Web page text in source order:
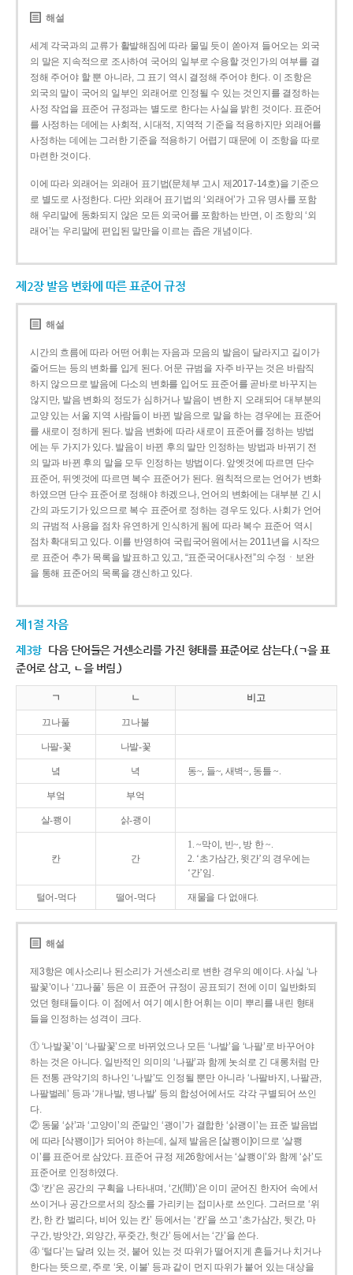
해설
세계 각국과의 교류가 활발해짐에 따라 물밀 듯이 쏟아져 들어오는 외국
의 말은 지속적으로 조사하여 국어의 일부로 수용할 것인가의 여부를 결
정해 주어야 할 뿐 아니라, 그 표기 역시 결정해 주어야 한다. 이 조항은
외국의 말이 국어의 일부인 외래어로 인정될 수 있는 것인지를 결정하는
사정 작업을 표준어 규정과는 별도로 한다는 사실을 밝힌 것이다. 표준어
를 사정하는 데에는 사회적, 시대적, 지역적 기준을 적용하지만 외래어를
사정하는 데에는 그러한 기준을 적용하기 어렵기 때문에 이 조항을 따로
마련한 것이다.
이에 따라 외래어는 외래어 표기법(문체부 고시 제2017-14호)을 기준으
로 별도로 사정한다. 다만 외래어 표기법의 ‘외래어’가 고유 명사를 포함
해 우리말에 동화되지 않은 모든 외국어를 포함하는 반면, 이 조항의 ‘외
래어’는 우리말에 편입된 말만을 이르는 좁은 개념이다.
제2장 발음 변화에 따른 표준어 규정
해설
시간의 흐름에 따라 어떤 어휘는 자음과 모음의 발음이 달라지고 길이가
줄어드는 등의 변화를 입게 된다. 어문 규범을 자주 바꾸는 것은 바람직
하지 않으므로 발음에 다소의 변화를 입어도 표준어를 곧바로 바꾸지는
않지만, 발음 변화의 정도가 심하거나 발음이 변한 지 오래되어 대부분의
교양 있는 서울 지역 사람들이 바뀐 발음으로 말을 하는 경우에는 표준어
를 새로이 정하게 된다. 발음 변화에 따라 새로이 표준어를 정하는 방법
에는 두 가지가 있다. 발음이 바뀐 후의 말만 인정하는 방법과 바뀌기 전
의 말과 바뀐 후의 말을 모두 인정하는 방법이다. 앞엣것에 따르면 단수
표준어, 뒤엣것에 따르면 복수 표준어가 된다. 원칙적으로는 언어가 변화
하였으면 단수 표준어로 정해야 하겠으나, 언어의 변화에는 대부분 긴 시
간의 과도기가 있으므로 복수 표준어로 정하는 경우도 있다. 사회가 언어
의 규범적 사용을 점차 유연하게 인식하게 됨에 따라 복수 표준어 역시
점차 확대되고 있다. 이를 반영하여 국립국어원에서는 2011년을 시작으
로 표준어 추가 목록을 발표하고 있고, “표준국어대사전”의 수정ㆍ보완
을 통해 표준어의 목록을 갱신하고 있다.
제1절 자음
제3항 다음 단어들은 거센소리를 가진 형태를 표준어로 삼는다.(ㄱ을 표
준어로 삼고, ㄴ을 버림.)
ㄱ ㄴ 비고
끄나풀 끄나불
나팔-꽃 나발-꽃
녘 녁 동~, 들~, 새벽~, 동틀 ~.
부엌 부억
살-쾡이 삵-괭이
칸 간
1. ~막이, 빈~, 방 한 ~.
2. ‘초가삼간, 윗간’의 경우에는
‘간’임.
털어-먹다 떨어-먹다 재물을 다 없애다.
해설
제3항은 예사소리나 된소리가 거센소리로 변한 경우의 예이다. 사실 ‘나
팔꽃’이나 ‘끄나풀’ 등은 이 표준어 규정이 공표되기 전에 이미 일반화되
었던 형태들이다. 이 점에서 여기 예시한 어휘는 이미 뿌리를 내린 형태
들을 인정하는 성격이 크다.
① ‘나발꽃’이 ‘나팔꽃’으로 바뀌었으나 모든 ‘나발’을 ‘나팔’로 바꾸어야
하는 것은 아니다. 일반적인 의미의 ‘나팔’과 함께 놋쇠로 긴 대롱처럼 만
든 전통 관악기의 하나인 ‘나발’도 인정될 뿐만 아니라 ‘나팔바지, 나팔관,
나팔벌레’ 등과 ‘개나발, 병나발’ 등의 합성어에서도 각각 구별되어 쓰인
다.
② 동물 ‘삵’과 ‘고양이’의 준말인 ‘괭이’가 결합한 ‘삵괭이’는 표준 발음법
에 따라 [삭꽹이]가 되어야 하는데, 실제 발음은 [살쾡이]이므로 ‘살쾡
이’를 표준어로 삼았다. 표준어 규정 제26항에서는 ‘살쾡이’와 함께 ‘삵’도
표준어로 인정하였다.
③ ‘칸’은 공간의 구획을 나타내며, ‘간(間)’은 이미 굳어진 한자어 속에서
쓰이거나 공간으로서의 장소를 가리키는 접미사로 쓰인다. 그러므로 ‘위
칸, 한 칸 벌리다, 비어 있는 칸’ 등에서는 ‘칸’을 쓰고 ‘초가삼간, 뒷간, 마
구간, 방앗간, 외양간, 푸줏간, 헛간’ 등에서는 ‘간’을 쓴다.
④ ‘털다’는 달려 있는 것, 붙어 있는 것 따위가 떨어지게 흔들거나 치거나
한다는 뜻으로, 주로 ‘옷, 이불’ 등과 같이 먼지 따위가 붙어 있는 대상을